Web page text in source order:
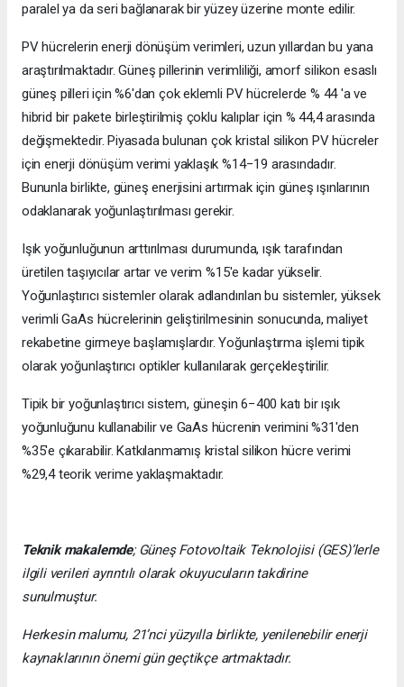
paralel ya da seri bağlanarak bir yüzey üzerine monte edilir.
PV hücrelerin enerji dönüşüm verimleri, uzun yıllardan bu yana
araştırılmaktadır. Güneş pillerinin verimliliği, amorf silikon esaslı
güneş pilleri için %6'dan çok eklemli PV hücrelerde % 44 'a ve
hibrid bir pakete birleştirilmiş çoklu kalıplar için % 44,4 arasında
değişmektedir. Piyasada bulunan çok kristal silikon PV hücreler
için enerji dönüşüm verimi yaklaşık %14−19 arasındadır.
Bununla birlikte, güneş enerjisini artırmak için güneş ışınlarının
odaklanarak yoğunlaştırılması gerekir.
Işık yoğunluğunun arttırılması durumunda, ışık tarafından
üretilen taşıyıcılar artar ve verim %15'e kadar yükselir.
Yoğunlaştırıcı sistemler olarak adlandırılan bu sistemler, yüksek
verimli GaAs hücrelerinin geliştirilmesinin sonucunda, maliyet
rekabetine girmeye başlamışlardır. Yoğunlaştırma işlemi tipik
olarak yoğunlaştırıcı optikler kullanılarak gerçekleştirilir.
Tipik bir yoğunlaştırıcı sistem, güneşin 6−400 katı bir ışık
yoğunluğunu kullanabilir ve GaAs hücrenin verimini %31'den
%35'e çıkarabilir. Katkılanmamış kristal silikon hücre verimi
%29,4 teorik verime yaklaşmaktadır.
Teknik makalemde; Güneş Fotovoltaik Teknolojisi (GES)’lerle
ilgili verileri ayrıntılı olarak okuyucuların takdirine
sunulmuştur.
Herkesin malumu, 21’nci yüzyılla birlikte, yenilenebilir enerji
kaynaklarının önemi gün geçtikçe artmaktadır.